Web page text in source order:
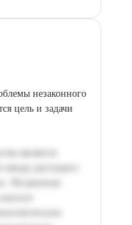
незаконного
цель и задачи